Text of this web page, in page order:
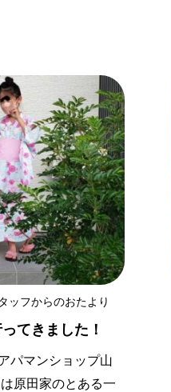
ッフからのおたより
てきました！
パマンショップ山
原田家のとある一